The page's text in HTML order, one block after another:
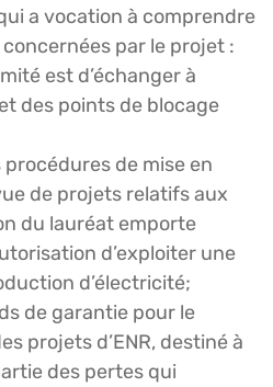
a vocation à comprendre
par le projet :
est d’échanger à
des points de blocage
de mise en
de projets relatifs aux
du lauréat emporte
d’exploiter une
d’électricité;
de garantie pour le
projets d’ENR, destiné à
des pertes qui